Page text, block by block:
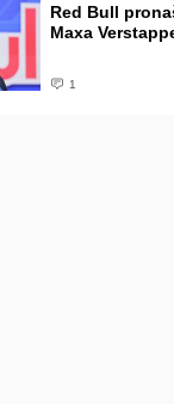
Red Bull
Maxa
1